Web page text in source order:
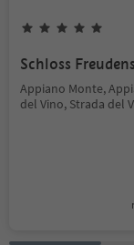
Schloss
Appiano Monte,
del Vino, Strada del